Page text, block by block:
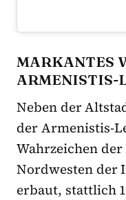
MARKANTES
ARMENISTIS-
Neben der
der Armenistis-
Wahrzeichen
Nordwesten der
erbaut, stattlich